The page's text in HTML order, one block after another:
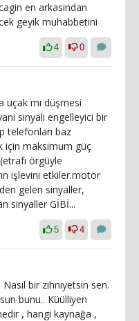
en arkasindan
geyik muhabbetini
4 0
uçak mı düşmesi
sinyali engelleyici bir
telefonları baz
için maksimum güç
örgüyle
işlevini etkiler.motor
gelen sinyaller,
sinyaller GİBİ...
5 4
bir zihniyetsin sen.
bunu.. Küülliyen
, hangi kaynağa ,